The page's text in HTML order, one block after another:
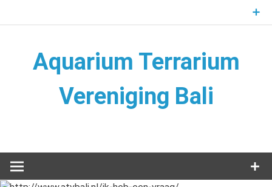
Aquarium Terrarium
Vereniging Bali